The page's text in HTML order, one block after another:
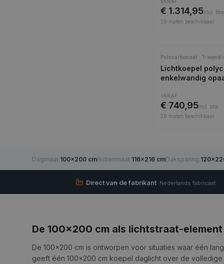
VANAF
€ 1.314,95incl.
btw
19 maten beschikbaar
Polycarbonaat · 1-
Lichtkoepel
enkelwandig
VANAF
€ 740,95incl.
btw
19 maten beschikbaar
Dagmaat:100×200 cmBuitenmaat:116×216 cmDaksparing:
Direct van de fabrikant Nederlands fabricaat
De 100×200 cm als lichtstraat-element
De 100×200 cm is ontworpen voor situaties waar één
geeft één 100×200 cm koepel daglicht over de